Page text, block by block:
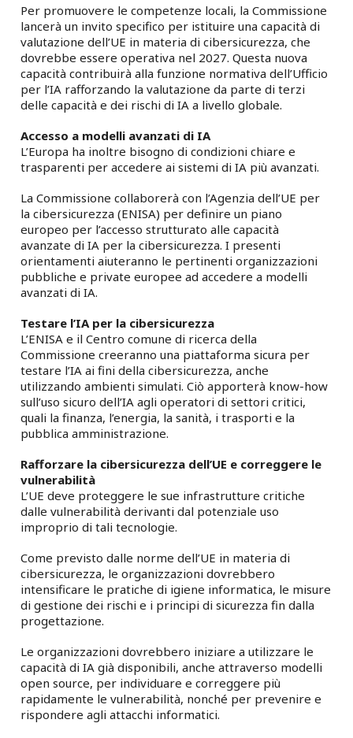
Per promuovere le competenze locali, la Commissione
lancerà un invito specifico per istituire una capacità di
valutazione dell’UE in materia di cibersicurezza, che
dovrebbe essere operativa nel 2027. Questa nuova
capacità contribuirà alla funzione normativa dell’Ufficio
per l’IA rafforzando la valutazione da parte di terzi
delle capacità e dei rischi di IA a livello globale.
Accesso a modelli avanzati di IA
L’Europa ha inoltre bisogno di condizioni chiare e
trasparenti per accedere ai sistemi di IA più avanzati.
La Commissione collaborerà con l’Agenzia dell’UE per
la cibersicurezza (ENISA) per definire un piano
europeo per l’accesso strutturato alle capacità
avanzate di IA per la cibersicurezza. I presenti
orientamenti aiuteranno le pertinenti organizzazioni
pubbliche e private europee ad accedere a modelli
avanzati di IA.
Testare l’IA per la cibersicurezza
L’ENISA e il Centro comune di ricerca della
Commissione creeranno una piattaforma sicura per
testare l’IA ai fini della cibersicurezza, anche
utilizzando ambienti simulati. Ciò apporterà know-how
sull’uso sicuro dell’IA agli operatori di settori critici,
quali la finanza, l’energia, la sanità, i trasporti e la
pubblica amministrazione.
Rafforzare la cibersicurezza dell’UE e correggere le
vulnerabilità
L’UE deve proteggere le sue infrastrutture critiche
dalle vulnerabilità derivanti dal potenziale uso
improprio di tali tecnologie.
Come previsto dalle norme dell’UE in materia di
cibersicurezza, le organizzazioni dovrebbero
intensificare le pratiche di igiene informatica, le misure
di gestione dei rischi e i principi di sicurezza fin dalla
progettazione.
Le organizzazioni dovrebbero iniziare a utilizzare le
capacità di IA già disponibili, anche attraverso modelli
open source, per individuare e correggere più
rapidamente le vulnerabilità, nonché per prevenire e
rispondere agli attacchi informatici.